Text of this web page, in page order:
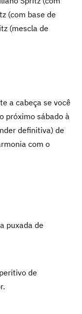
(com base de
(mescla de
a cabeça se você
próximo sábado à
definitiva) de
com o
puxada de
de